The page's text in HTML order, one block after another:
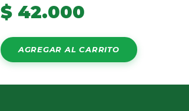
$42.000
AGREGAR AL CARRITO